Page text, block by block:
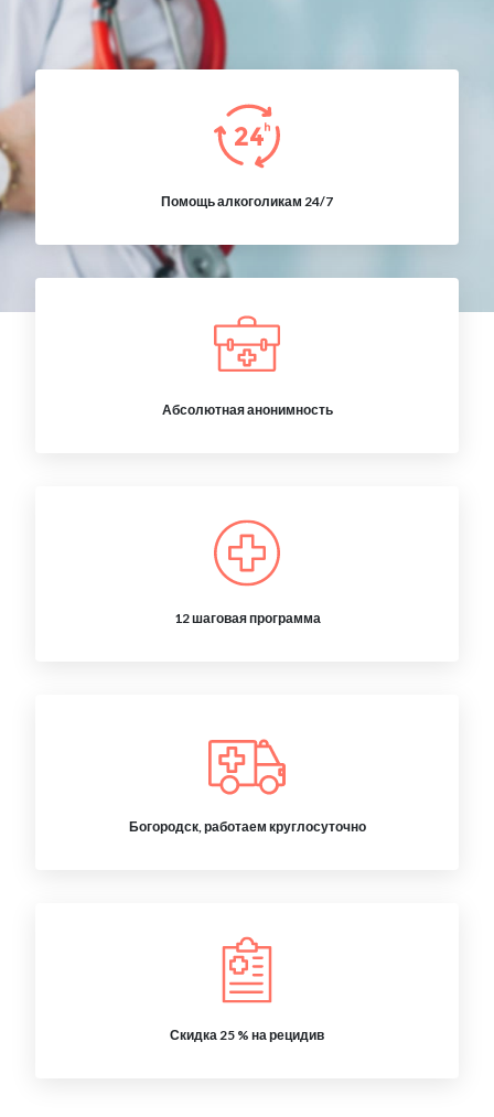
Помощь алкоголикам 24/7
Абсолютная анонимность
12 шаговая программа
Богородск, работаем круглосуточно
Скидка 25 % на рецидив